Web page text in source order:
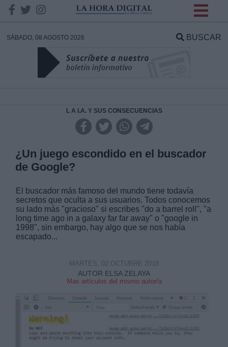
SÁBADO, 08 AGOSTO 2026 BUSCAR
L A I.A. Y SUS CONSECUENCIAS
¿Un juego escondido en el buscador
de Google?
El buscador más famoso del mundo tiene todavía
secretos que oculta a sus usuarios. Todos conocemos
su lado más "gracioso" si escribes "do a barrel roll", "a
long time ago in a galaxy far far away" o "google in
1998", sin embargo, hay algo que se nos había
escapado...
AUTOR ELSA ZELAYA
Mas artículos del mismo autor/a
MARTES, 02 OCTUBRE 2018
DATOS
Responsable:
Destinatarios:
Derechos:
Información adicional